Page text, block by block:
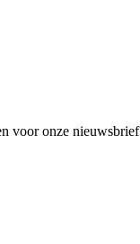
voor onze nieuwsbrief